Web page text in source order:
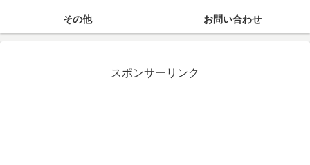
その他 お問い合わせ
スポンサーリンク